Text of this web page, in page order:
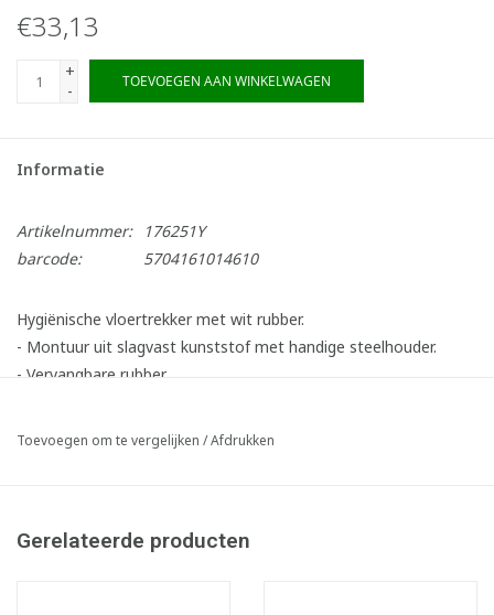
€33,13
+
-
TOEVOEGEN AAN WINKELWAGEN
Informatie
Artikelnummer:
176251Y
barcode:
5704161014610
Hygiënische vloertrekker met wit rubber.
- Montuur uit slagvast kunststof met handige steelhouder.
- Vervangbare rubber.
Toevoegen om te vergelijken /Afdrukken
Gerelateerde producten